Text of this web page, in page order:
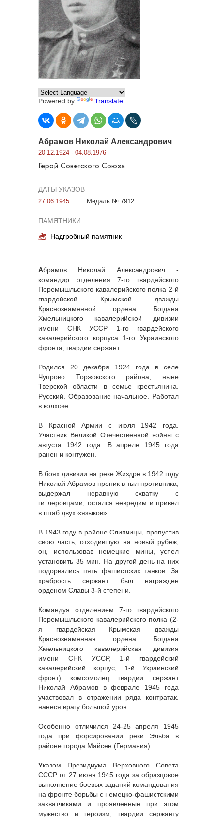
Powered by Translate
Абрамов Николай Александрович
20.12.1924 - 04.08.1976
Герой Советского Союза
ДАТЫ УКАЗОВ
27.06.1945 Медаль № 7912
ПАМЯТНИКИ
Надгробный памятник
Абрамов Николай Александрович -
командир отделения 7-го гвардейского
Перемышльского кавалерийского полка 2-й
гвардейской Крымской дважды
Краснознаменной ордена Богдана
Хмельницкого кавалерийской дивизии
имени СНК УССР 1-го гвардейского
кавалерийского корпуса 1-го Украинского
фронта, гвардии сержант.
Родился 20 декабря 1924 года в селе
Чупрово Торжокского района, ныне
Тверской области в семье крестьянина.
Русский. Образование начальное. Работал
в колхозе.
В Красной Армии с июля 1942 года.
Участник Великой Отечественной войны с
августа 1942 года. В апреле 1945 года
ранен и контужен.
В боях дивизии на реке Жиздре в 1942 году
Николай Абрамов проник в тыл противника,
выдержал неравную схватку с
гитлеровцами, остался невредим и привел
в штаб двух «языков».
В 1943 году в районе Слипчицы, пропустив
свою часть, отходившую на новый рубеж,
он, использовав немецкие мины, успел
установить 35 мин. На другой день на них
подорвались пять фашистских танков. За
храбрость сержант был награжден
орденом Славы 3-й степени.
Командуя отделением 7-го гвардейского
Перемышльского кавалерийского полка (2-
я гвардейская Крымская дважды
Краснознаменная ордена Богдана
Хмельницкого кавалерийская дивизия
имени СНК УССР, 1-й гвардейский
кавалерийский корпус, 1-й Украинский
фронт) комсомолец гвардии сержант
Николай Абрамов в феврале 1945 года
участвовал в отражении ряда контратак,
нанеся врагу большой урон.
Особенно отличился 24-25 апреля 1945
года при форсировании реки Эльба в
районе города Майсен (Германия).
Указом Президиума Верховного Совета
СССР от 27 июня 1945 года за образцовое
выполнение боевых заданий командования
на фронте борьбы с немецко-фашистскими
захватчиками и проявленные при этом
мужество и героизм, гвардии сержанту